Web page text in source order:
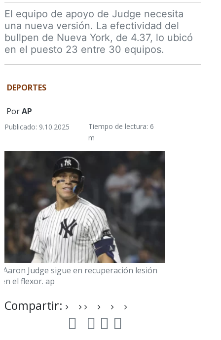
El equipo de apoyo de Judge necesita
una nueva versión. La efectividad del
bullpen de Nueva York, de 4.37, lo ubicó
en el puesto 23 entre 30 equipos.
DEPORTES
PorAP
Publicado: 9.10.2025
Tiempo de lectura: 6
m
Aaron Judge sigue en recuperación lesión
en el flexor. ap
Compartir: